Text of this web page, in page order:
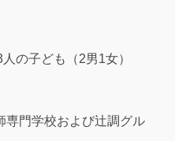
の子ども（2男1女）
専門学校および辻調グル